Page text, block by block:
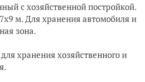
с хозяйственной постройкой.
м. Для хранения автомобиля и
зона.
хранения хозяйственного и